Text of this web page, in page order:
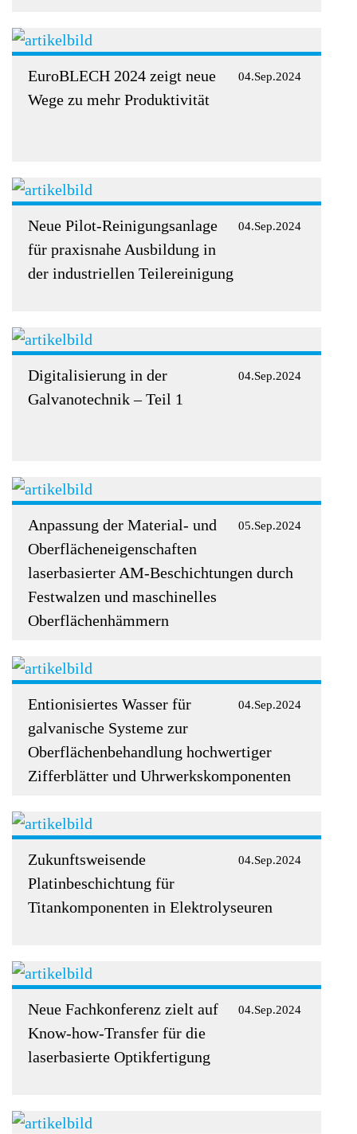
04.Sep.2024
EuroBLECH 2024 zeigt neue
Wege zu mehr Produktivität
04.Sep.2024
Neue Pilot-Reinigungsanlage
für praxisnahe Ausbildung in
der industriellen Teilereinigung
04.Sep.2024
Digitalisierung in der
Galvanotechnik – Teil 1
05.Sep.2024
Anpassung der Material- und
Oberflächeneigenschaften
laserbasierter AM-Beschichtungen durch
Festwalzen und maschinelles
Oberflächenhämmern
04.Sep.2024
Entionisiertes Wasser für
galvanische Systeme zur
Oberflächenbehandlung hochwertiger
Zifferblätter und Uhrwerkskomponenten
04.Sep.2024
Zukunftsweisende
Platinbeschichtung für
Titankomponenten in Elektrolyseuren
04.Sep.2024
Neue Fachkonferenz zielt auf
Know-how-Transfer für die
laserbasierte Optikfertigung